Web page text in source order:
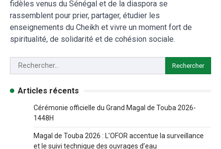
fidèles venus du Sénégal et de la diaspora se
rassemblent pour prier, partager, étudier les
enseignements du Cheikh et vivre un moment fort de
spiritualité, de solidarité et de cohésion sociale.
Articles récents
Cérémonie officielle du Grand Magal de Touba 2026-
1448H
Magal de Touba 2026 : L’OFOR accentue la surveillance
et le suivi technique des ouvrages d’eau